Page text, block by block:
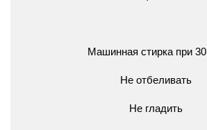
Машинная стирка при 30
Не отбеливать
Не гладить